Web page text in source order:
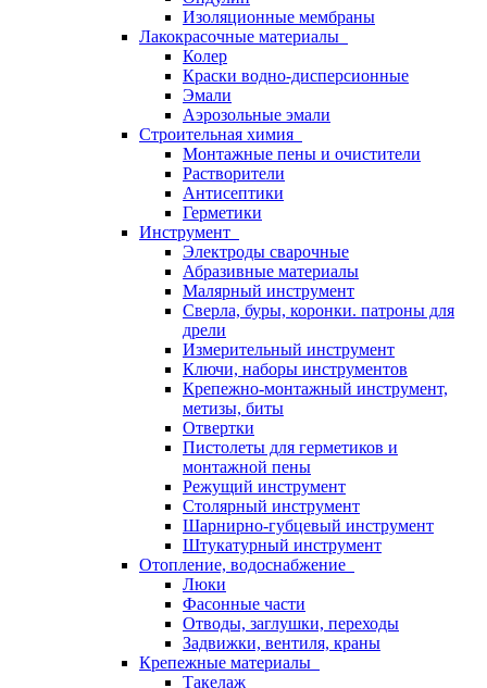
Изоляционные мембраны
Лакокрасочные материалы
Колер
Краски водно-дисперсионные
Эмали
Аэрозольные эмали
Строительная химия
Монтажные пены и очистители
Растворители
Антисептики
Герметики
Инструмент
Электроды сварочные
Абразивные материалы
Малярный инструмент
Сверла, буры, коронки. патроны для
дрели
Измерительный инструмент
Ключи, наборы инструментов
Крепежно-монтажный инструмент,
метизы, биты
Отвертки
Пистолеты для герметиков и
монтажной пены
Режущий инструмент
Столярный инструмент
Шарнирно-губцевый инструмент
Штукатурный инструмент
Отопление, водоснабжение
Люки
Фасонные части
Отводы, заглушки, переходы
Задвижки, вентиля, краны
Крепежные материалы
Такелаж